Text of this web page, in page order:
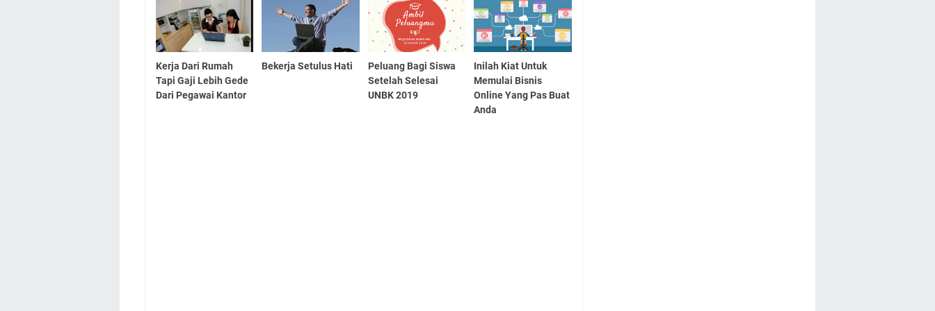
Kerja Dari Rumah
Tapi Gaji Lebih Gede
Dari Pegawai Kantor
Bekerja Setulus Hati
Peluang Bagi Siswa
Setelah Selesai
UNBK 2019
Inilah Kiat Untuk
Memulai Bisnis
Online Yang Pas Buat
Anda